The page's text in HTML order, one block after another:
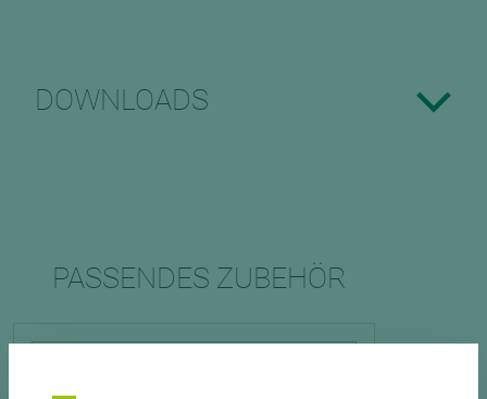
DOWNLOADS
PASSENDES ZUBEHÖR